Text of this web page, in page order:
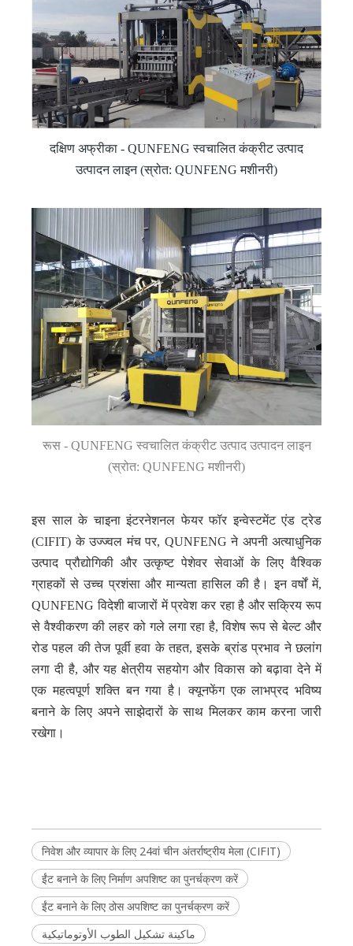
दक्षिण अफ्रीका - QUNFENG स्वचालित कंक्रीट उत्पाद
उत्पादन लाइन (स्रोत: QUNFENG मशीनरी)
रूस - QUNFENG स्वचालित कंक्रीट उत्पाद उत्पादन लाइन
(स्रोत: QUNFENG मशीनरी)
इस साल के चाइना इंटरनेशनल फेयर फॉर इन्वेस्टमेंट एंड ट्रेड
(CIFIT) के उज्ज्वल मंच पर, QUNFENG ने अपनी अत्याधुनिक
उत्पाद प्रौद्योगिकी और उत्कृष्ट पेशेवर सेवाओं के लिए वैश्विक
ग्राहकों से उच्च प्रशंसा और मान्यता हासिल की है। इन वर्षों में,
QUNFENG विदेशी बाजारों में प्रवेश कर रहा है और सक्रिय रूप
से वैश्वीकरण की लहर को गले लगा रहा है, विशेष रूप से बेल्ट और
रोड पहल की तेज पूर्वी हवा के तहत, इसके ब्रांड प्रभाव ने छलांग
लगा दी है, और यह क्षेत्रीय सहयोग और विकास को बढ़ावा देने में
एक महत्वपूर्ण शक्ति बन गया है। क्यूनफेंग एक लाभप्रद भविष्य
बनाने के लिए अपने साझेदारों के साथ मिलकर काम करना जारी
रखेगा।
निवेश और व्यापार के लिए 24वां चीन अंतर्राष्ट्रीय मेला (CIFIT)
ईंट बनाने के लिए निर्माण अपशिष्ट का पुनर्चक्रण करें
ईंट बनाने के लिए ठोस अपशिष्ट का पुनर्चक्रण करें
ماكينة تشكيل الطوب الأوتوماتيكية